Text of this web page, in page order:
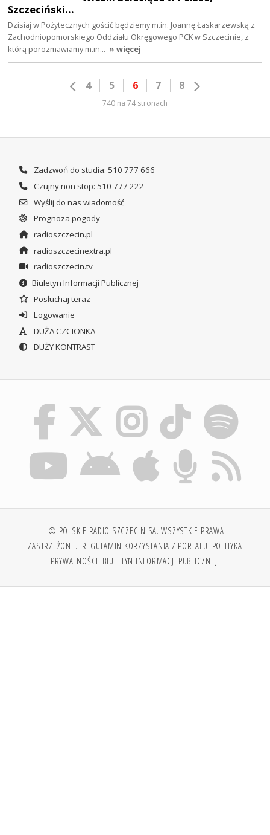
Szczeciński…
Dzisiaj w Pożytecznych gościć będziemy m.in. Joannę Łaskarzewską z
Zachodniopomorskiego Oddziału Okręgowego PCK w Szczecinie, z
którą porozmawiamy m.in… » więcej
4 5 6 7 8
740 na 74 stronach
Zadzwoń do studia: 510 777 666
Czujny non stop: 510 777 222
Wyślij do nas wiadomość
Prognoza pogody
radioszczecin.pl
radioszczecinextra.pl
radioszczecin.tv
Biuletyn Informacji Publicznej
Posłuchaj teraz
Logowanie
DUŻA CZCIONKA
DUŻY KONTRAST
© POLSKIE RADIO SZCZECIN SA. WSZYSTKIE PRAWA
ZASTRZEŻONE. REGULAMIN KORZYSTANIA Z PORTALU POLITYKA
PRYWATNOŚCI BIULETYN INFORMACJI PUBLICZNEJ